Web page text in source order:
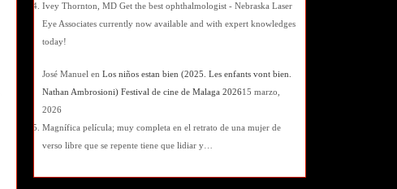
Ivey Thornton, MD Get the best ophthalmologist - Nebraska Laser
Eye Associates currently now available and with expert knowledges
today!
José Manuel en Los niños estan bien (2025. Les enfants vont bien.
Nathan Ambrosioni) Festival de cine de Malaga 202615 marzo,
2026
Magnífica película; muy completa en el retrato de una mujer de
verso libre que se repente tiene que lidiar y…